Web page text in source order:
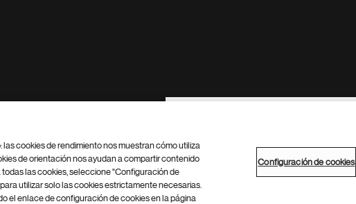
Footer Site Search
Configuración de cookies Mapa del sitio
cookies de rendimiento nos muestran cómo utiliza
de orientación nos ayudan a compartir contenido
las cookies, seleccione "Configuración de
utilizar solo las cookies estrictamente necesarias.
el enlace de configuración de cookies en la página
Configuración de cookies